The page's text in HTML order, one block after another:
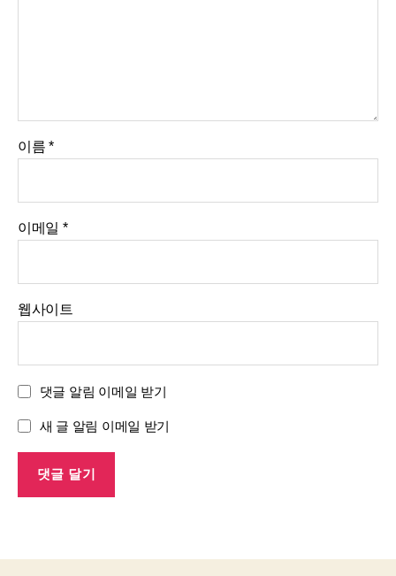
이름*
이메일 *
웹사이트
댓글 알림 이메일 받기
새 글 알림 이메일 받기